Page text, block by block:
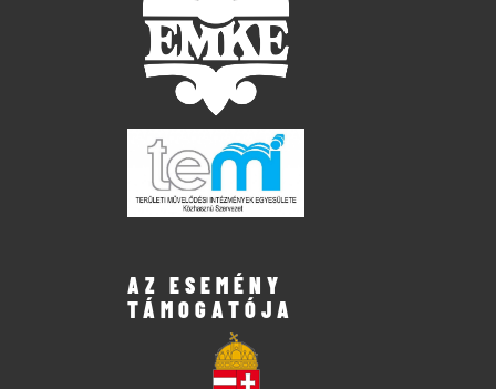
AZ ESEMÉNY
TÁMOGATÓJA